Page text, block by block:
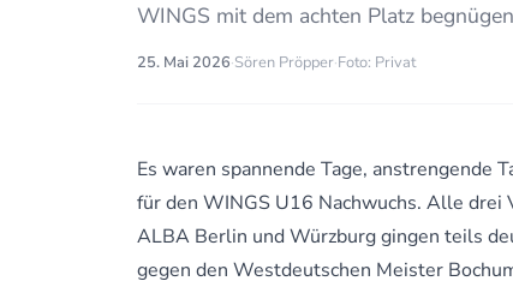
WINGS mit dem achten Platz
25. Mai 2026·Sören Pröpper·Foto: Privat
Es waren spannende Tage, anstrengende
für den WINGS U16 Nachwuchs. Alle
ALBA Berlin und Würzburg gingen teils
gegen den Westdeutschen Meister